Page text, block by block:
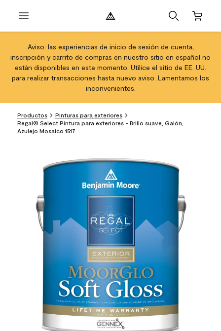
Aviso: las experiencias de inicio de sesión de cuenta,
inscripción y carrito de compras en nuestro sitio en español no
están disponibles en este momento. Utilice el sitio de EE. UU.
para realizar transacciones hasta nuevo aviso. Lamentamos los
inconvenientes.
Productos
Pinturas para exteriores
Regal® Select Pintura para exteriores - Brillo suave, Galón,
Azulejo Mosaico 1517